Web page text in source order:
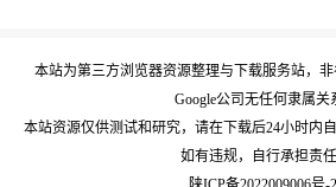
本站为第三方浏览器资源整理与下载服务站，
Google公司无任何隶属关
本站资源仅供测试和研究，请在下载后24小时内
如有违规，自行承担责任